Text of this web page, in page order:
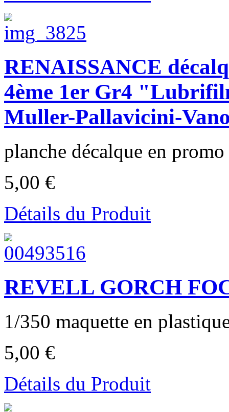
RENAISSANCE
4ème 1er Gr4
Muller-Pallavicini-
planche décalque en
5,00 €
Détails du Produit
REVELL GORCH
1/350 maquette en
5,00 €
Détails du Produit